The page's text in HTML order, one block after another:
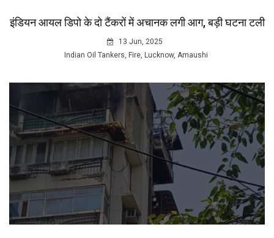
इंडियन आयल डिपो के दो टैंकरों में अचानक लगी आग, बड़ी घटना टली
13 Jun, 2025
Indian Oil Tankers, Fire, Lucknow, Amaushi